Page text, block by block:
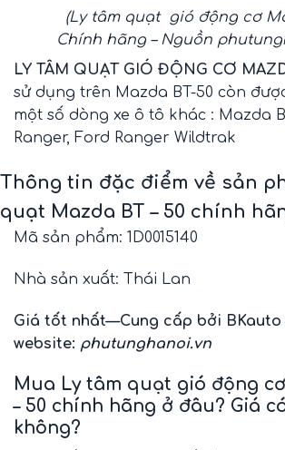
(Ly tâm quạt gió động cơ
Chính hãng – Nguồn
LY TÂM QUẠT GIÓ ĐỘNG CƠ
sử dụng trên Mazda BT-50 còn
một số dòng xe ô tô khác : Mazda
Ranger, Ford Ranger Wildtrak
Thông tin đặc điểm về sản
quạt Mazda BT – 50 chính
Mã sản phẩm: 1D0015140
Nhà sản xuất: Thái Lan
Giá tốt nhất—Cung cấp bởi BKauto
website: phutunghanoi.vn
Mua Ly tâm quạt gió động cơ
– 50 chính hãng ở đâu? Giá
không?